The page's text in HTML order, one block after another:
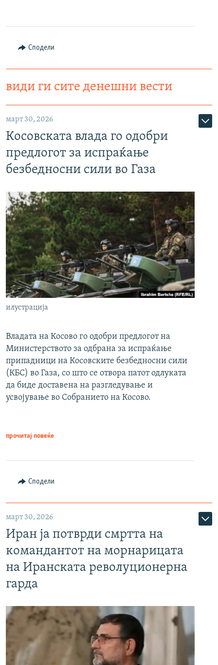
Сподели
види ги сите денешни вести
март 30, 2026
Косовската влада го одобри
предлогот за испраќање
безбедносни сили во Газа
илустрација
Владата на Косово го одобри предлогот на
Министерството за одбрана за испраќање
припадници на Косовските безбедносни сили
(КБС) во Газа, со што се отвора патот одлуката
да биде доставена на разгледување и
усвојување во Собранието на Косово.
прочитај повеќе
Сподели
март 30, 2026
Иран ја потврди смртта на
командантот на морнарицата
на Иранската револуционерна
гарда